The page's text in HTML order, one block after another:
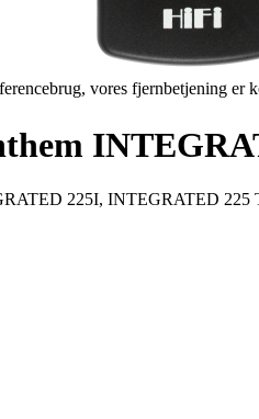
vores fjernbetjening er
225I, INTEGRATED 225